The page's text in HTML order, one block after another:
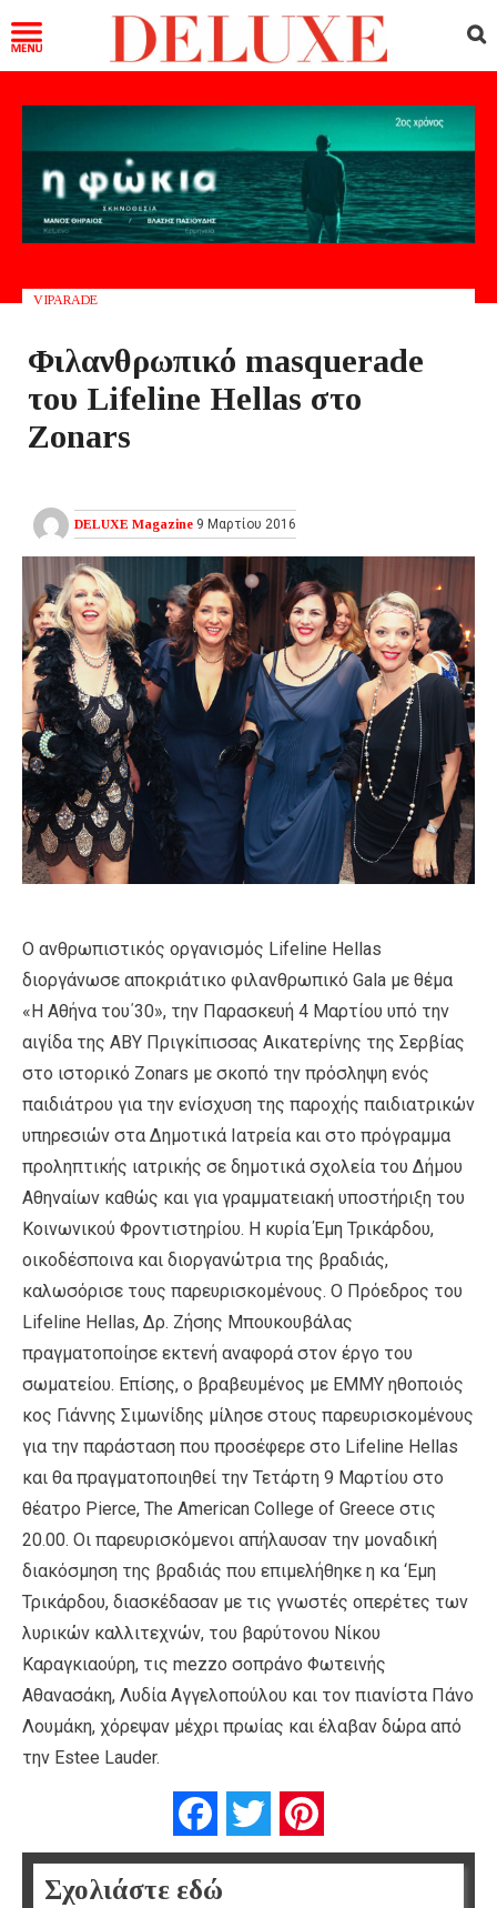
VIPARADE
Φιλανθρωπικό masquerade
του Lifeline Hellas στο
Zonars
DELUXE Magazine 9 Μαρτίου 2016
Ο ανθρωπιστικός οργανισμός Lifeline Hellas
διοργάνωσε αποκριάτικο φιλανθρωπικό Gala με θέμα
«Η Αθήνα του΄30», την Παρασκευή 4 Μαρτίου υπό την
αιγίδα της ΑΒΥ Πριγκίπισσας Αικατερίνης της Σερβίας
στο ιστορικό Zonars με σκοπό την πρόσληψη ενός
παιδιάτρου για την ενίσχυση της παροχής παιδιατρικών
υπηρεσιών στα Δημοτικά Ιατρεία και στο πρόγραμμα
προληπτικής ιατρικής σε δημοτικά σχολεία του Δήμου
Αθηναίων καθώς και για γραμματειακή υποστήριξη του
Κοινωνικού Φροντιστηρίου. Η κυρία Έμη Τρικάρδου,
οικοδέσποινα και διοργανώτρια της βραδιάς,
καλωσόρισε τους παρευρισκομένους. Ο Πρόεδρος του
Lifeline Hellas, Δρ. Ζήσης Μπουκουβάλας
πραγματοποίησε εκτενή αναφορά στον έργο του
σωματείου. Επίσης, ο βραβευμένος με ΕΜΜΥ ηθοποιός
κος Γιάννης Σιμωνίδης μίλησε στους παρευρισκομένους
για την παράσταση που προσέφερε στο Lifeline Hellas
και θα πραγματοποιηθεί την Τετάρτη 9 Μαρτίου στο
θέατρο Pierce, The American College of Greece στις
20.00. Οι παρευρισκόμενοι απήλαυσαν την μοναδική
διακόσμηση της βραδιάς που επιμελήθηκε η κα ‘Εμη
Τρικάρδου, διασκέδασαν με τις γνωστές οπερέτες των
λυρικών καλλιτεχνών, του βαρύτονου Νίκου
Καραγκιαούρη, τις mezzo σοπράνο Φωτεινής
Αθανασάκη, Λυδία Αγγελοπούλου και τον πιανίστα Πάνο
Λουμάκη, χόρεψαν μέχρι πρωίας και έλαβαν δώρα από
την Estee Lauder.
FacebookTwitter
Σχολιάστε εδώ